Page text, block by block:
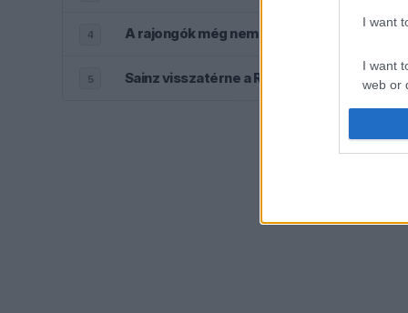
I want
I want
web or
I want
or app.
I want
I want
4 A rajongók még nem írták le George
5 Sainz visszatérne a Red Bullhoz, ahol a